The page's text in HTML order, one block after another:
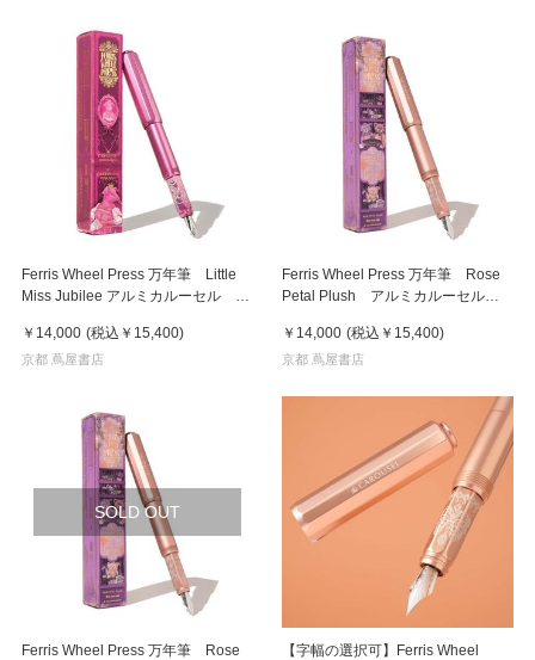
Ferris Wheel Press 万年筆 Little
Miss Jubilee アルミカルーセル M
￥14,000 (税込 ￥15,400)
京都 蔦屋書店
Ferris Wheel Press 万年筆 Rose
Petal Plush アルミカルーセル M
￥14,000 (税込 ￥15,400)
京都 蔦屋書店
SOLD OUT
Ferris Wheel Press 万年筆 Rose
【字幅の選択可】Ferris Wheel